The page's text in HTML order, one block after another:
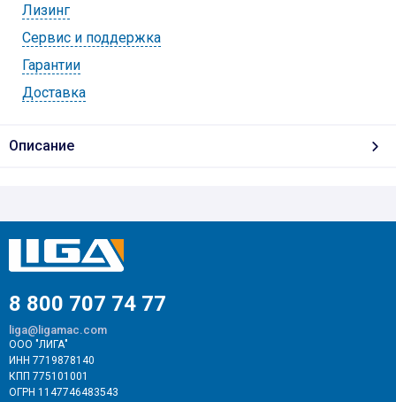
Лизинг
Cервис и поддержка
Гарантии
Доставка
Описание
8 800 707 74 77
liga@ligamac.com
ООО "ЛИГА"
ИНН 7719878140
КПП 775101001
ОГРН 1147746483543